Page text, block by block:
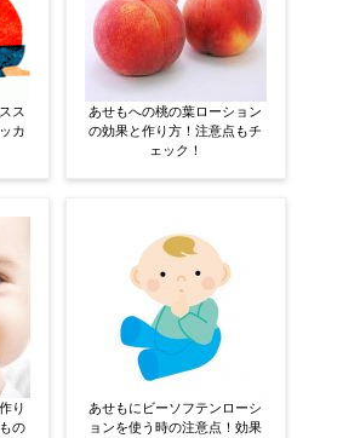
ス
カ
り
の
あせもへの桃の葉ローション
の効果と作り方！注意点もチ
ェック！
あせもにビーソフテンローシ
ョンを使う時の注意点！効果